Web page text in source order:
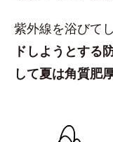
紫外線を浴びて
ドしようとする
して夏は角質肥